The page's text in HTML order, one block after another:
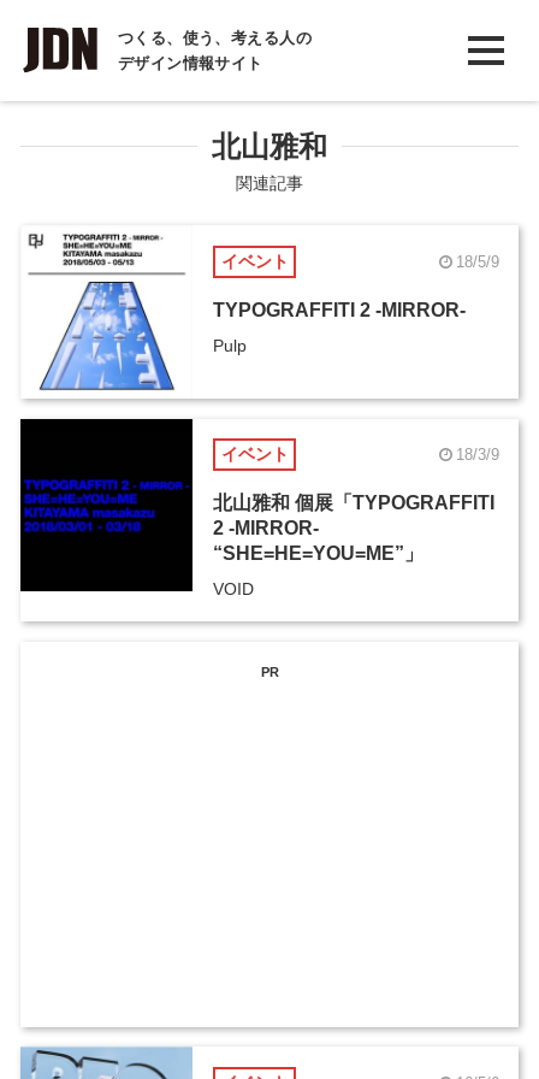
つくる、使う、考える人の
デザイン情報サイト
INTERVIEW
インタビュー
COLUMN
コラム
北山雅和
関連記事
イベント 18/5/9
TYPOGRAFFITI 2 -MIRROR-
Pulp
イベント 18/3/9
北山雅和 個展「TYPOGRAFFITI
2 -MIRROR-
“SHE=HE=YOU=ME”」
VOID
PR